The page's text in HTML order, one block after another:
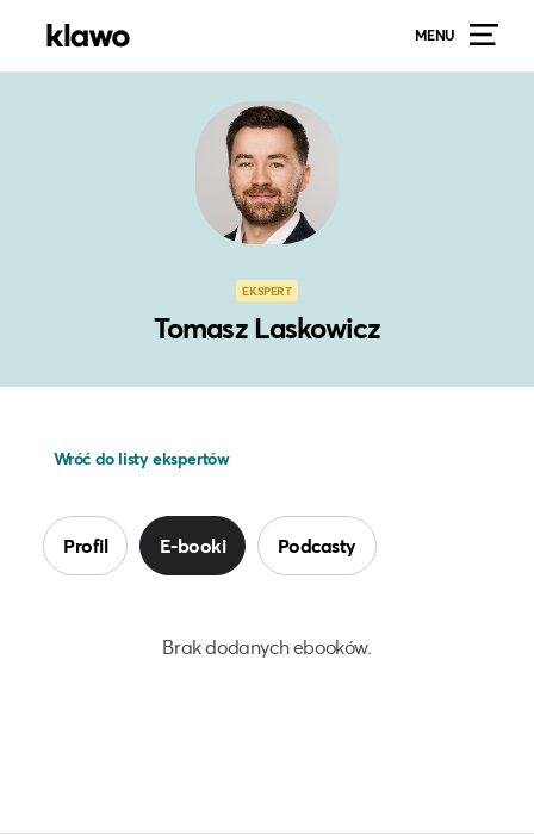
MENU
EKSPERT
Tomasz Laskowicz
Wróć do listy ekspertów
Profil E-booki Podcasty
Brak dodanych ebooków.